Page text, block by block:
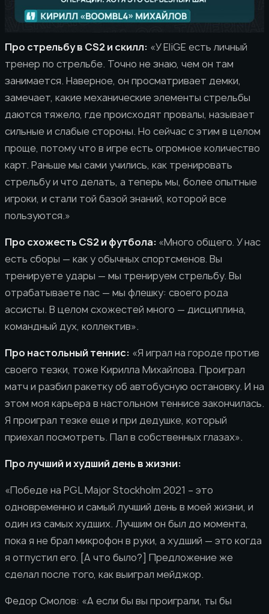
Про стрельбу в CS2 и скилл: «У EliGE есть личный
тренер по стрельбе. Точно не знаю, чем он там
занимается. Наверное, он просматривает демки,
замечает, какие механические элементы стрельбы
даются тяжело, где происходят провалы, называет
сильные и слабые стороны. Но сейчас с этим в целом
проще, потому что в игре есть огромное количество
карт. Раньше мы сами учились, как тренировать
стрельбу и что делать, а теперь мы, более опытные
игроки, и стали той базой знаний, которой все
пользуются.»
Про схожесть CS2 и футбола: «Много общего. У нас
есть сборы — как у обычных спортсменов. Вы
тренируете удары — мы тренируем стрельбу. Вы
отрабатываете пас — мы флешку: своего рода
ассисты. В целом схожестей много — дисциплина,
командный дух, коллектив».
Про настольный теннис: «Я играл на городе против
своего тезки, тоже Кирилла Михайлова. Проиграл
матч и разбил ракетку об автобусную остановку. И на
этом моя карьера в настольном теннисе закончилась.
Я проиграл тезке еще и при дедушке, который
приехал посмотреть. Пал в собственных глазах».
Про лучший и худший день в жизни:
«Победе на PGL Major Stockholm 2021 – это
одновременно и самый лучший день в моей жизни, и
один из самых худших. Лучшим он был до момента,
пока я не брал микрофон в руки, а худший — это когда
я отпустил его. [А что было?] Предложение же
сделал после того, как выиграл мейджор.
Федор Смолов: «А если бы вы проиграли, ты бы